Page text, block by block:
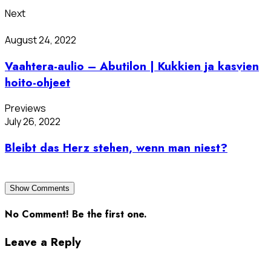
Next
August 24, 2022
Vaahtera-aulio – Abutilon | Kukkien ja kasvien
hoito-ohjeet
Previews
July 26, 2022
Bleibt das Herz stehen, wenn man niest?
Show Comments
No Comment! Be the first one.
Leave a Reply